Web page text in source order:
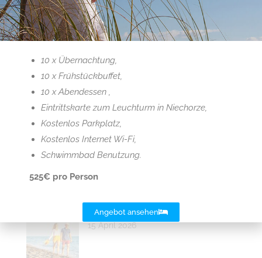
Oferty specjalne
Juni für Senioren
15 April 2026
Sommerrelax am Ostsee! 2026
15 April 2026
Sommer Sommer! 2026
15 April 2026
10 x Übernachtung,
10 x Frühstückbuffet,
10 x Abendessen ,
Eintrittskarte zum Leuchturm in Niechorze,
Kostenlos Parkplatz,
Kostenlos Internet Wi-Fi,
Schwimmbad Benutzung.
525€ pro Person
Angebot ansehen